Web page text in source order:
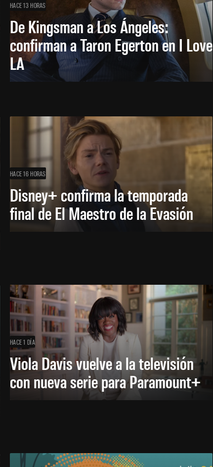
HACE 13 HORAS
De Kingsman a Los Ángeles:
confirman a Taron Egerton en I Love
LA
HACE 16 HORAS
Disney+ confirma la temporada
final de El Maestro de la Evasión
HACE 1 DÍA
Viola Davis vuelve a la televisión
con nueva serie para Paramount+